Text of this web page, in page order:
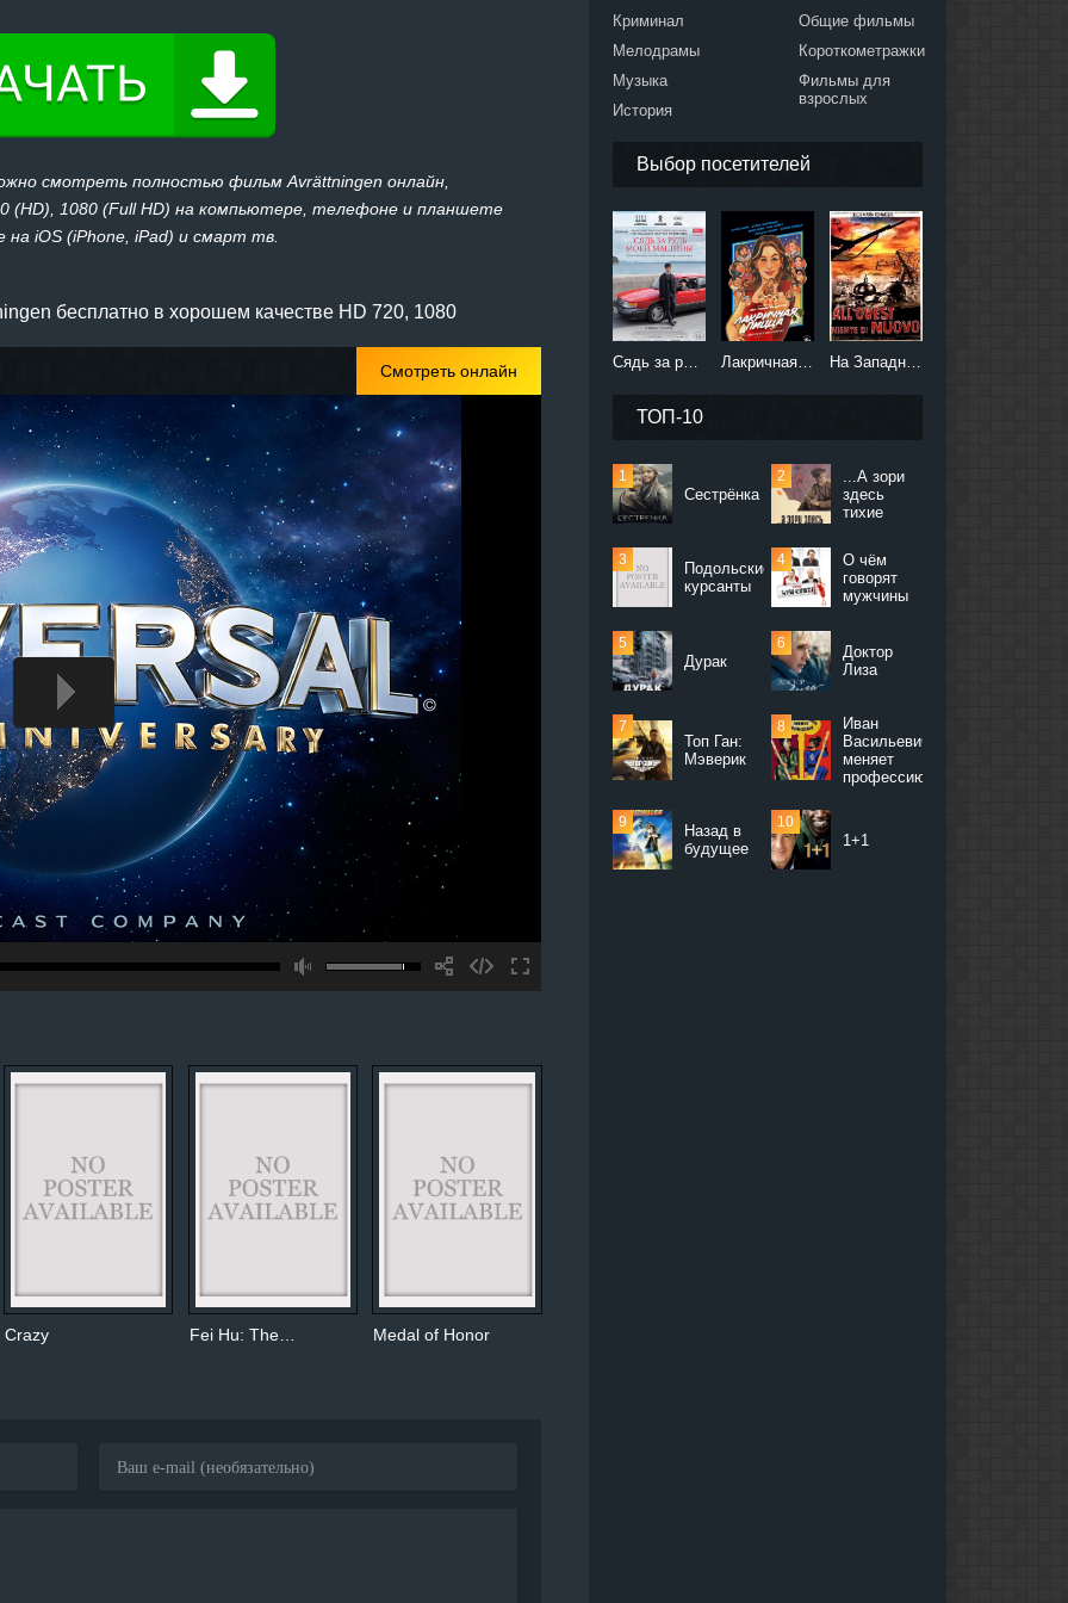
смотреть полностью фильм Avrättningen онлайн,
(HD), 1080 (Full HD) на компьютере, телефоне и планшете
на iOS (iPhone, iPad) и смарт тв.
бесплатно в хорошем качестве HD 720, 1080
Смотреть онлайн
Crazy Fei Hu: The… Medal of Honor
Криминал
Мелодрамы
Музыка
История
Общие фильмы
Короткометражки
Фильмы для
взрослых
Выбор посетителей
Сядь за руль моей машины (2021) Лакричная пицца (2021) На Западном фронте без перемен (2022)
ТОП-10
Сестрёнка
...А зори
здесь
тихие
Подольские
курсанты
О чём
говорят
мужчины
Дурак
Доктор
Лиза
Топ Ган:
Мэверик
Иван
Васильевич
меняет
профессию
Назад в
будущее
1+1